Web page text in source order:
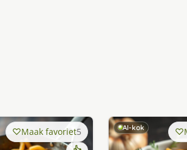
Maak favoriet5 AI-kok